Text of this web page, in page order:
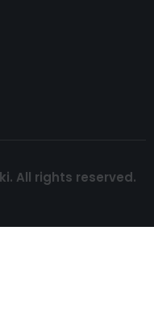
All rights reserved.